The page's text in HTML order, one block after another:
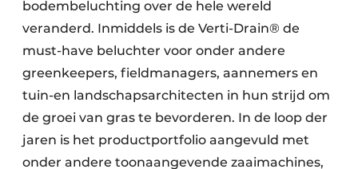
bodembeluchting over de hele wereld
veranderd. Inmiddels is de Verti-Drain® de
must-have beluchter voor onder andere
greenkeepers, fieldmanagers, aannemers en
tuin-en landschapsarchitecten in hun strijd om
de groei van gras te bevorderen. In de loop der
jaren is het productportfolio aangevuld met
onder andere toonaangevende zaaimachines,